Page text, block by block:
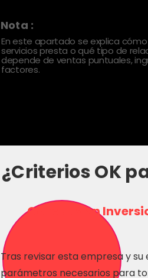
Nota :
En este apartado se explica
servicios presta o qué tipo de
depende de ventas puntuales,
factores.
¿Criterios OK
Consulta en
Tras revisar esta empresa y
parámetros necesarios para